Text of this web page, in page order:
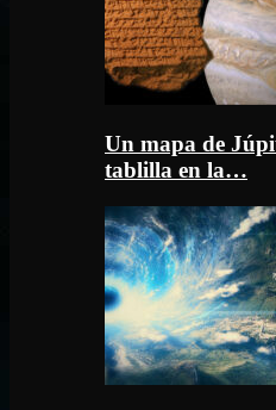
Un mapa de
tablilla en la…